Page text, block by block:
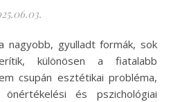
különösen a fiatalabb
csupán esztétikai probléma,
és pszichológiai